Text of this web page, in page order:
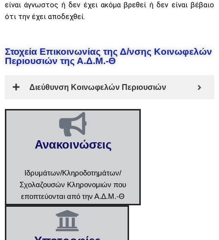
είναι άγνωστος ή δεν έχει ακόμα βρεθεί ή δεν είναι βέβαιο
ότι την έχει αποδεχθεί.
Στοχεία Επικοινωνίας της Δ/νσης Κοινωφελών
Περιουσιών της Α.Δ.Μ.-Θ
Διεύθυνση Κοινωφελών Περιουσιών
Ανακοινώσεις
Ιδρυμάτων/Κληροδοτημάτων/
Σχολαζουσών Κληρονομιών που
εποπτεύονται από την Α.Δ.Μ.-Θ